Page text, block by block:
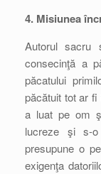
4. Misiunea
Autorul sacru
consecinţă a
păcatului
păcătuit tot ar
a luat pe om
lucreze şi s-
presupune o
exigenţa